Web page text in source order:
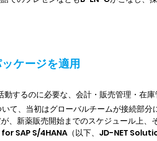
ケージを適用
するのに必要な、会計・販売管理・在庫
て、当初はグローバルチームが接続部
、新薬販売開始までのスケジュール上
SAP S/4HANA（以下、JD-NET